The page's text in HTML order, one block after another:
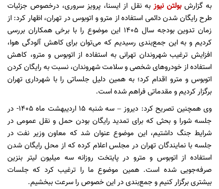
به گزارشبولتن نیوز به نقل از ایسنا، پرویز سروری، درخصوص جزئیات
طرح رایگان شدن دائمی استفاده از مترو و اتوبوس در تهران، اظهار کرد: از
زمان تدوین بودجه سال ۱۴۰۵ این موضوع را با برخی همکاران بررسی
کردیم و به این جمع‌بندی رسیدیم که می‌توان برای کاهش آلودگی هوا،
افزایش ترغیب شهروندان تهرانی به استفاده از اتوبوس و مترو، کاهش
استفاده از خودروهای شخصی و سلامت شهروندان، نسبت به رایگان کردن
اتوبوس و مترو اقدام کرد؛ به همین دلیل جلساتی را با شهرداری تهران
برگزار کردیم و مقدماتی فراهم شده است.
وی همچنین تصریح کرد: دیروز – سه شنبه ۱۵ اردیبهشت ماه ۱۴۰۵- در
جلسه شورا و بحثی که برای تمدید رایگان بودن حمل و نقل عمومی در
شرایط جنگ داشتیم، این موضوع عنوان شد که معاون وزیر نفت در
جلسه با نمایندگان تهران در مجلس اعلام کرده که از محل رایگان شدن
استفاده از اتوبوس و مترو در پایتخت روزانه سه میلیون لیتر بنزین
صرفه‌جویی شده است. همین موضوع ما را ترغیب کرد که جلسات
بیشتری برگزار کنیم و جمع‌بندی در این خصوص را سرعت ببخشیم.